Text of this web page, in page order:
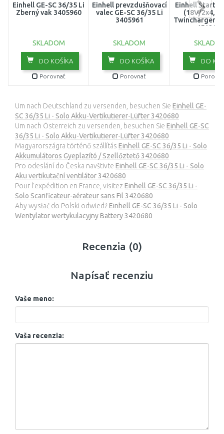
Einhell GE-SC 36/35 Li
Zberný vak 3405960
SKLADOM
DO KOŠÍKA
Porovnať
Einhell prevzdušňovací
valec GE-SC 36/35 Li
3405961
SKLADOM
DO KOŠÍKA
Porovnať
Einhell
(18V/
Twincharger
4512112
DO
Um nach Deutschland zu versenden, besuchen Sie Einhell GE-
SC 36/35 Li - Solo Akku-Vertikutierer-Lüfter 3420680
Um nach Österreich zu versenden, besuchen Sie Einhell GE-SC
36/35 Li - Solo Akku-Vertikutierer-Lüfter 3420680
Magyarországra történő szállítás Einhell GE-SC 36/35 Li - Solo
Akkumulátoros Gyeplazító / Szellőztető 3420680
Pro odeslání do Česka navštivte Einhell GE-SC 36/35 Li - Solo
Aku vertikutační ventilátor 3420680
Pour l’expédition en France, visitez Einhell GE-SC 36/35 Li -
Solo Scarificateur-aérateur sans Fil 3420680
Aby wysłać do Polski odwiedźEinhell GE-SC 36/35 Li - Solo
Wentylator wertykulacyjny Battery 3420680
Recenzia (0)
Napísať recenziu
Vaše meno:
Vaša recenzia: